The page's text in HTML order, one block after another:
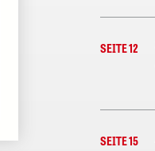
SEITE 12
SEITE 15